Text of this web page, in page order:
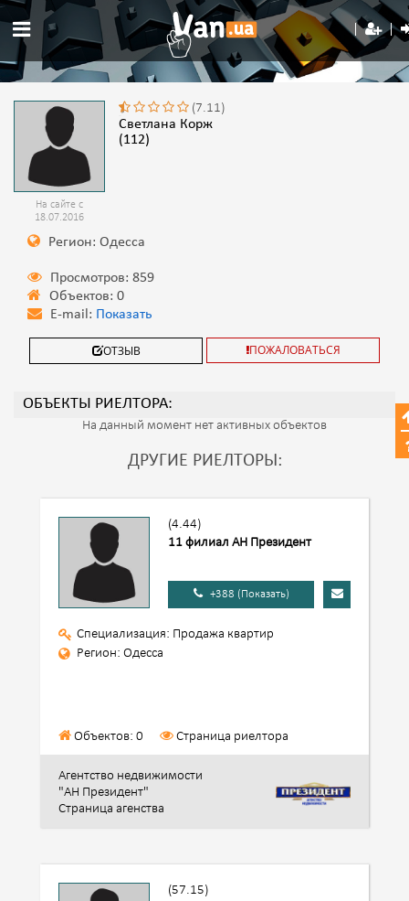
На сайте с
18.07.2016
(7.11)
Светлана Корж
(112)
Регион: Одесса
Просмотров: 859
Объектов: 0
E-mail: Показать
ОТЗЫВ ПОЖАЛОВАТЬСЯ
ОБЪЕКТЫ РИЕЛТОРА:
На данный момент нет активных объектов
ДРУГИЕ РИЕЛТОРЫ:
(4.44)
11 филиал АН Президент
+388 (Показать)
Специализация: Продажа квартир
Регион: Одесса
Объектов: 0 Страница риелтора
Агентство недвижимости
"АН Президент"
Страница агенства
(57.15)